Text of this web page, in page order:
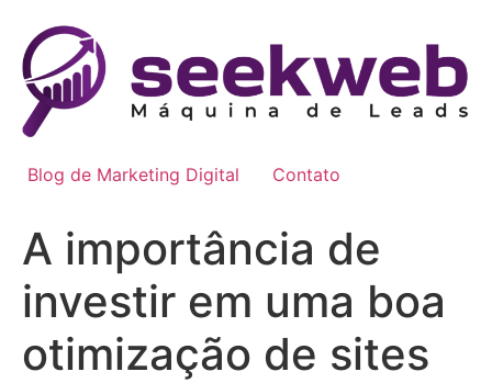
para
conteúdo
Blog de Marketing Digital Contato
A importância de
investir em uma boa
otimização de sites